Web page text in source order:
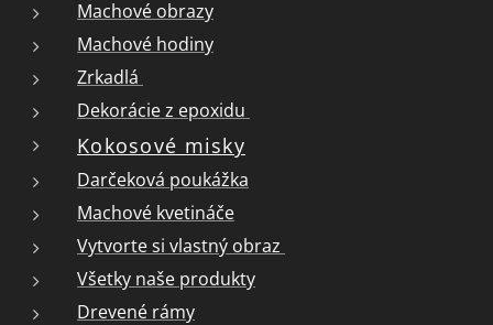
Machové obrazy
Machové hodiny
Zrkadlá
Dekorácie z epoxidu
Kokosové misky
Darčeková poukážka
Machové kvetináče
Vytvorte si vlastný obraz
Všetky naše produkty
Drevené rámy